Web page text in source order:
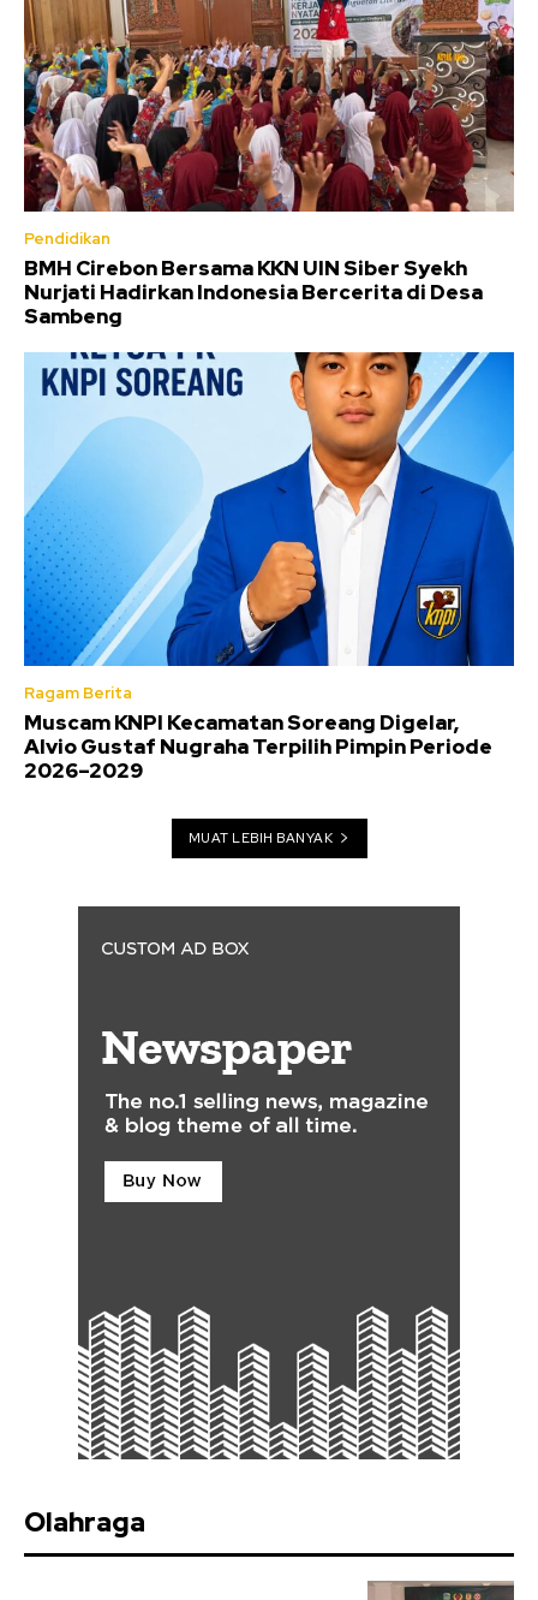
Pendidikan
BMH Cirebon Bersama KKN UIN Siber Syekh
Nurjati Hadirkan Indonesia Bercerita di Desa
Sambeng
Ragam Berita
Muscam KNPI Kecamatan Soreang Digelar,
Alvio Gustaf Nugraha Terpilih Pimpin Periode
2026–2029
MUAT LEBIH BANYAK
Olahraga